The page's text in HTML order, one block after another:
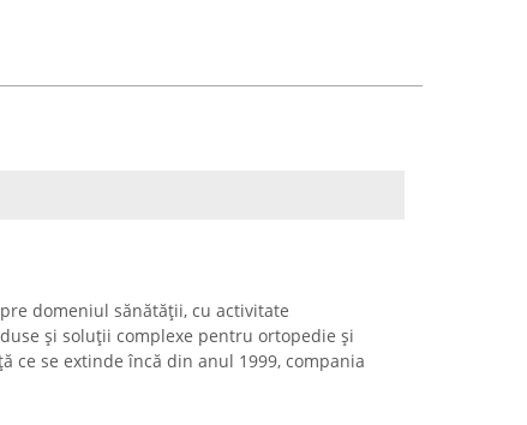
domeniul sănătății, cu activitate
și soluții complexe pentru ortopedie și
ce se extinde încă din anul 1999, compania